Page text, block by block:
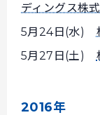
ディングス株
5月24日(水)
5月27日(土)
2016年